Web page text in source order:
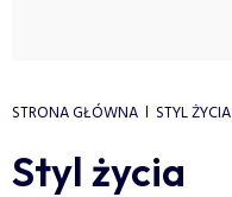
STRONA GŁÓWNA STYL ŻYCIA
Styl życia